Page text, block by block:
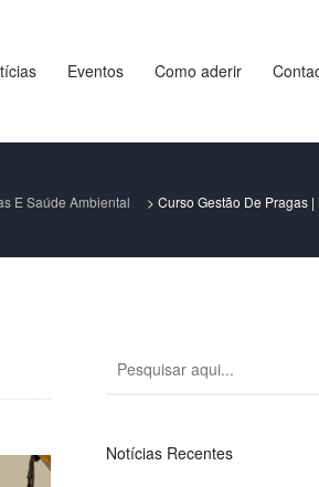
Eventos Como aderir
E Saúde Ambiental > Curso Gestão De Pragas
Notícias Recentes